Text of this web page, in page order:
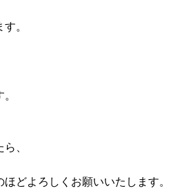
。
、
どよろしくお願いいたします。